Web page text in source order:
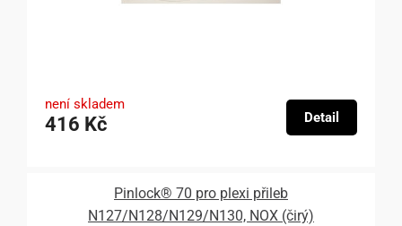
není skladem
416 Kč Detail
Pinlock® 70 pro plexi přileb
N127/N128/N129/N130, NOX (čirý)